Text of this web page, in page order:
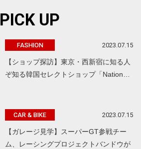
PICK UP
FASHION 2023.07.15
【ショップ探訪】東京・西新宿に知る人
ぞ知る韓国セレクトショップ「Nation…
CAR & BIKE 2023.07.15
【ガレージ見学】スーパーGT参戦チー
ム、レーシングプロジェクトバンドウが